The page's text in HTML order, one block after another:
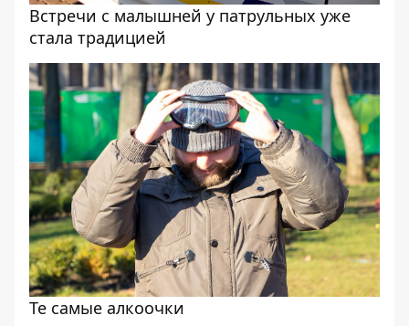
Встречи с малышней у патрульных уже
стала традицией
Те самые алкоочки